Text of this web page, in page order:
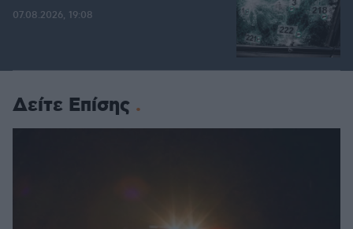
07.08.2026, 19:08
Δείτε Επίσης